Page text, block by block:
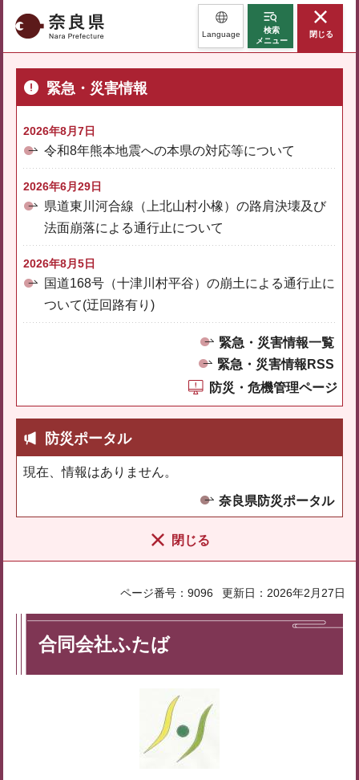
奈良県 Language
検索
メニュー
閉じる
緊急・災害情報
2026年8月7日
令和8年熊本地震への本県の対応等について
2026年6月29日
県道東川河合線（上北山村小橡）の路肩決壊及び
法面崩落による通行止について
2026年8月5日
国道168号（十津川村平谷）の崩土による通行止に
ついて(迂回路有り)
緊急・災害情報一覧
緊急・災害情報RSS
防災・危機管理ページ
防災ポータル
現在、情報はありません。
奈良県防災ポータル
閉じる
ページ番号：9096 更新日：2026年2月27日
合同会社ふたば